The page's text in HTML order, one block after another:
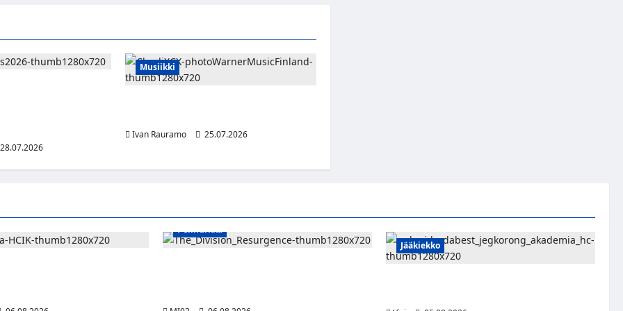
28.07.2026
Musiikki
Ivan Rauramo
25.07.2026
Pelinurkka
Jääkiekko